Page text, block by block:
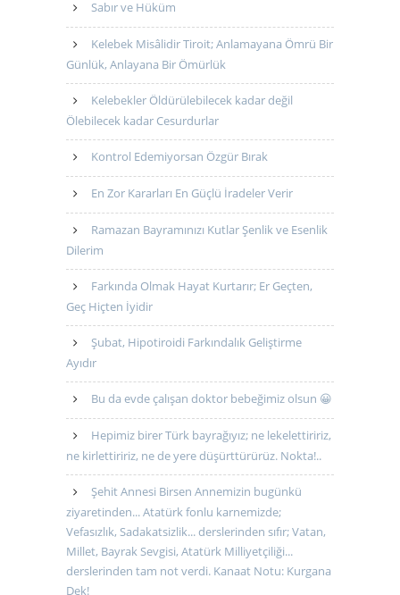
Sabır ve Hüküm
Kelebek Misâlidir Tiroit; Anlamayana Ömrü Bir
Günlük, Anlayana Bir Ömürlük
Kelebekler Öldürülebilecek kadar değil
Ölebilecek kadar Cesurdurlar
Kontrol Edemiyorsan Özgür Bırak
En Zor Kararları En Güçlü İradeler Verir
Ramazan Bayramınızı Kutlar Şenlik ve Esenlik
Dilerim
Farkında Olmak Hayat Kurtarır; Er Geçten,
Geç Hiçten İyidir
Şubat, Hipotiroidi Farkındalık Geliştirme
Ayıdır
Bu da evde çalışan doktor bebeğimiz olsun 😀
Hepimiz birer Türk bayrağıyız; ne lekelettiririz,
ne kirlettiririz, ne de yere düşürttürürüz. Nokta!..
Şehit Annesi Birsen Annemizin bugünkü
ziyaretinden... Atatürk fonlu karnemizde;
Vefasızlık, Sadakatsizlik... derslerinden sıfır; Vatan,
Millet, Bayrak Sevgisi, Atatürk Milliyetçiliği...
derslerinden tam not verdi. Kanaat Notu: Kurgana
Dek!